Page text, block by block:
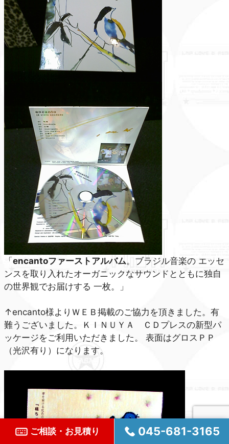
「encantoファーストアルバム。ブラジル音楽の エッセ
ンスを取り入れたオーガニックなサウンドとともに独自
の世界観でお届けする 一枚。」
↑encanto様よりＷＥＢ掲載のご協力を頂きました。有
難うございました。ＫＩＮＵＹＡ ＣＤプレスの新型パ
ッケージをご利用いただきました。 表面はグロスＰＰ
（光沢有り）になります。
ご相談・お見積り 045-681-3165